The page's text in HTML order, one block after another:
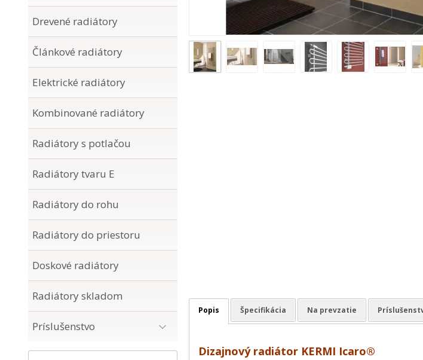
Drevené radiátory
Článkové radiátory
Elektrické radiátory
Kombinované radiátory
Radiátory s potlačou
Radiátory tvaru E
Radiátory do rohu
Radiátory do priestoru
Doskové radiátory
Radiátory skladom
Príslušenstvo
Popis Špecifikácia Na prevzatie
Dizajnový radiátor KERMI Icaro®